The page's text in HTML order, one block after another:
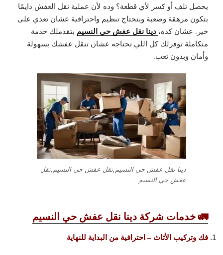
يحصل تلف أو كسر لأي قطعة؟ وده لأن عملية نقل العفش دايمًا
بتكون مرهقة وصعبة وبتحتاج تنظيم واحترافية عشان تعدي على
خير. عشان كده، دينا نقل عفش حي النسيم بتقدملك خدمة
متكاملة توفرلك كل اللي تحتاجه عشان تنقل عفشك بسهولة
وأمان وبدون تعب.
دينا نقل عفش حي النسيم,نقل عفش حي النسيم,نقل
عفش حي النسيم
🚛 خدمات شركة دينا نقل عفش حي النسيم
فك وتركيب الأثاث – احترافية من البداية للنهاية